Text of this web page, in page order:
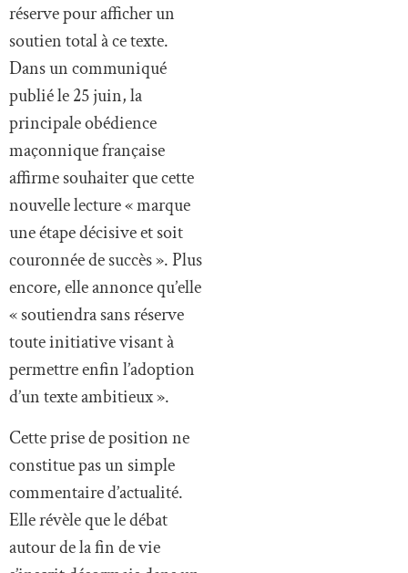
réserve pour afficher un
soutien total à ce texte.
Dans un communiqué
publié le 25 juin, la
principale obédience
maçonnique française
affirme souhaiter que cette
nouvelle lecture « marque
une étape décisive et soit
couronnée de succès ». Plus
encore, elle annonce qu’elle
« soutiendra sans réserve
toute initiative visant à
permettre enfin l’adoption
d’un texte ambitieux ».
Cette prise de position ne
constitue pas un simple
commentaire d’actualité.
Elle révèle que le débat
autour de la fin de vie